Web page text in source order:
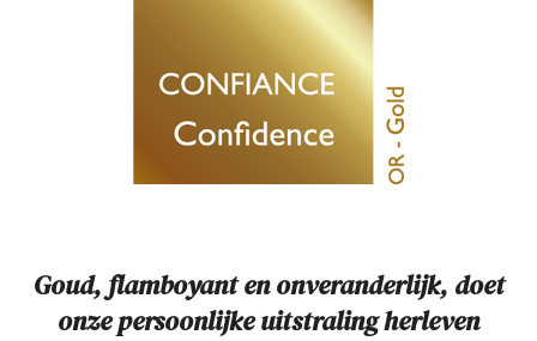
Goud, flamboyant en onveranderlijk, doet
onze persoonlijke uitstraling herleven